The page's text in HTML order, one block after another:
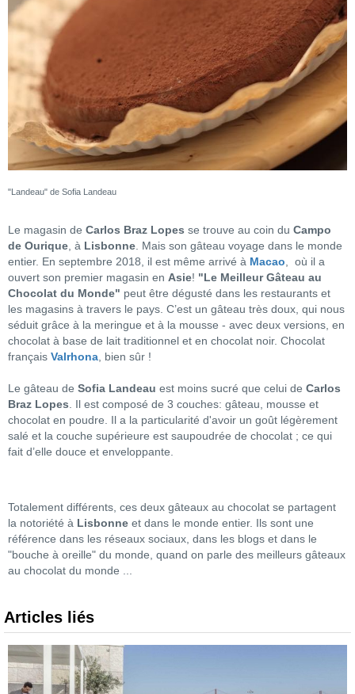
"Landeau" de Sofia Landeau
Le magasin de Carlos Braz Lopes se trouve au coin du Campo
de Ourique, à Lisbonne. Mais son gâteau voyage dans le monde
entier. En septembre 2018, il est même arrivé à Macao, où il a
ouvert son premier magasin en Asie! "Le Meilleur Gâteau au
Chocolat du Monde" peut être dégusté dans les restaurants et
les magasins à travers le pays. C’est un gâteau très doux, qui nous
séduit grâce à la meringue et à la mousse - avec deux versions, en
chocolat à base de lait traditionnel et en chocolat noir. Chocolat
français Valrhona, bien sûr !
Le gâteau de Sofia Landeau est moins sucré que celui de Carlos
Braz Lopes. Il est composé de 3 couches: gâteau, mousse et
chocolat en poudre. Il a la particularité d'avoir un goût légèrement
salé et la couche supérieure est saupoudrée de chocolat ; ce qui
fait d’elle douce et enveloppante.
Totalement différents, ces deux gâteaux au chocolat se partagent
la notoriété à Lisbonne et dans le monde entier. Ils sont une
référence dans les réseaux sociaux, dans les blogs et dans le
"bouche à oreille" du monde, quand on parle des meilleurs gâteaux
au chocolat du monde ...
Articles liés